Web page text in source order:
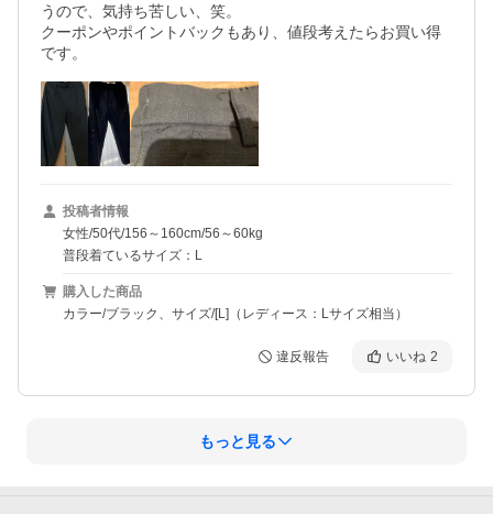
うので、気持ち苦しい、笑。
クーポンやポイントバックもあり、値段考えたらお買い得
です。
投稿者情報
女性/50代/156～160cm/56～60kg
普段着ているサイズ：L
購入した商品
カラー/ブラック、サイズ/[L]（レディース：Lサイズ相当）
違反報告 いいね 2
もっと見る